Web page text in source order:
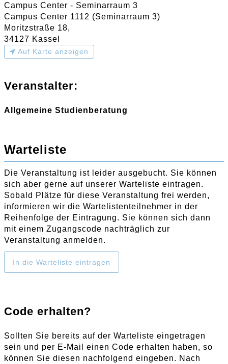
Campus Center - Seminarraum 3
Campus Center 1112 (Seminarraum 3)
Moritzstraße 18,
34127 Kassel
Auf Karte anzeigen
Veranstalter:
Allgemeine Studienberatung
Warteliste
Die Veranstaltung ist leider ausgebucht. Sie können
sich aber gerne auf unserer Warteliste eintragen.
Sobald Plätze für diese Veranstaltung frei werden,
informieren wir die Wartelistenteilnehmer in der
Reihenfolge der Eintragung. Sie können sich dann
mit einem Zugangscode nachträglich zur
Veranstaltung anmelden.
In die Warteliste eintragen
Code erhalten?
Sollten Sie bereits auf der Warteliste eingetragen
sein und per E-Mail einen Code erhalten haben, so
können Sie diesen nachfolgend eingeben. Nach